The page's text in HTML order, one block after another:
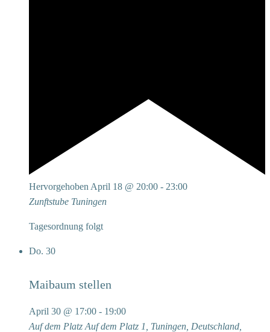
Hervorgehoben April 18 @ 20:00 - 23:00
Zunftstube Tuningen
Tagesordnung folgt
Do. 30
Maibaum stellen
April 30 @ 17:00 - 19:00
Auf dem Platz Auf dem Platz 1, Tuningen, Deutschland,